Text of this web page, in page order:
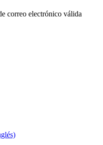
correo electrónico válida